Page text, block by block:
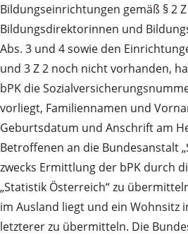
Bildungseinrichtungen gemäß § 2
Bildungsdirektorinnen und
Abs. 3 und 4 sowie den
und 3 Z 2 noch nicht vorhanden,
bPK die
vorliegt, Familiennamen und
Geburtsdatum und Anschrift am
Betroffenen an die Bundesanstalt
zwecks Ermittlung der bPK durch
„Statistik Österreich“ zu
im Ausland liegt und ein Wohnsitz
letzterer zu übermitteln. Die